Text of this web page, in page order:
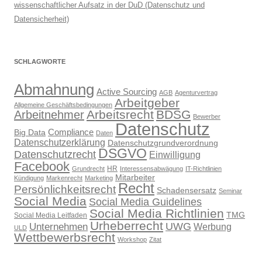
wissenschaftlicher Aufsatz in der DuD (Datenschutz und
Datensicherheit)
SCHLAGWORTE
Abmahnung Active Sourcing AGB Agenturvertrag
Allgemeine Geschäftsbedingungen Arbeitgeber
ArbeitnehmerArbeitsrecht BDSG Bewerber
Big Data Compliance Daten Datenschutz
Datenschutzerklärung Datenschutzgrundverordnung
Datenschutzrecht DSGVO Einwilligung
Facebook Grundrecht HR Interessensabwägung IT-Richtlinien
Kündigung Markenrecht Marketing Mitarbeiter
Persönlichkeitsrecht Recht Schadensersatz Seminar
Social Media Social Media Guidelines
Social Media Leitfaden Social Media Richtlinien TMG
ULD Unternehmen Urheberrecht UWG Werbung
Wettbewerbsrecht Workshop Zitat